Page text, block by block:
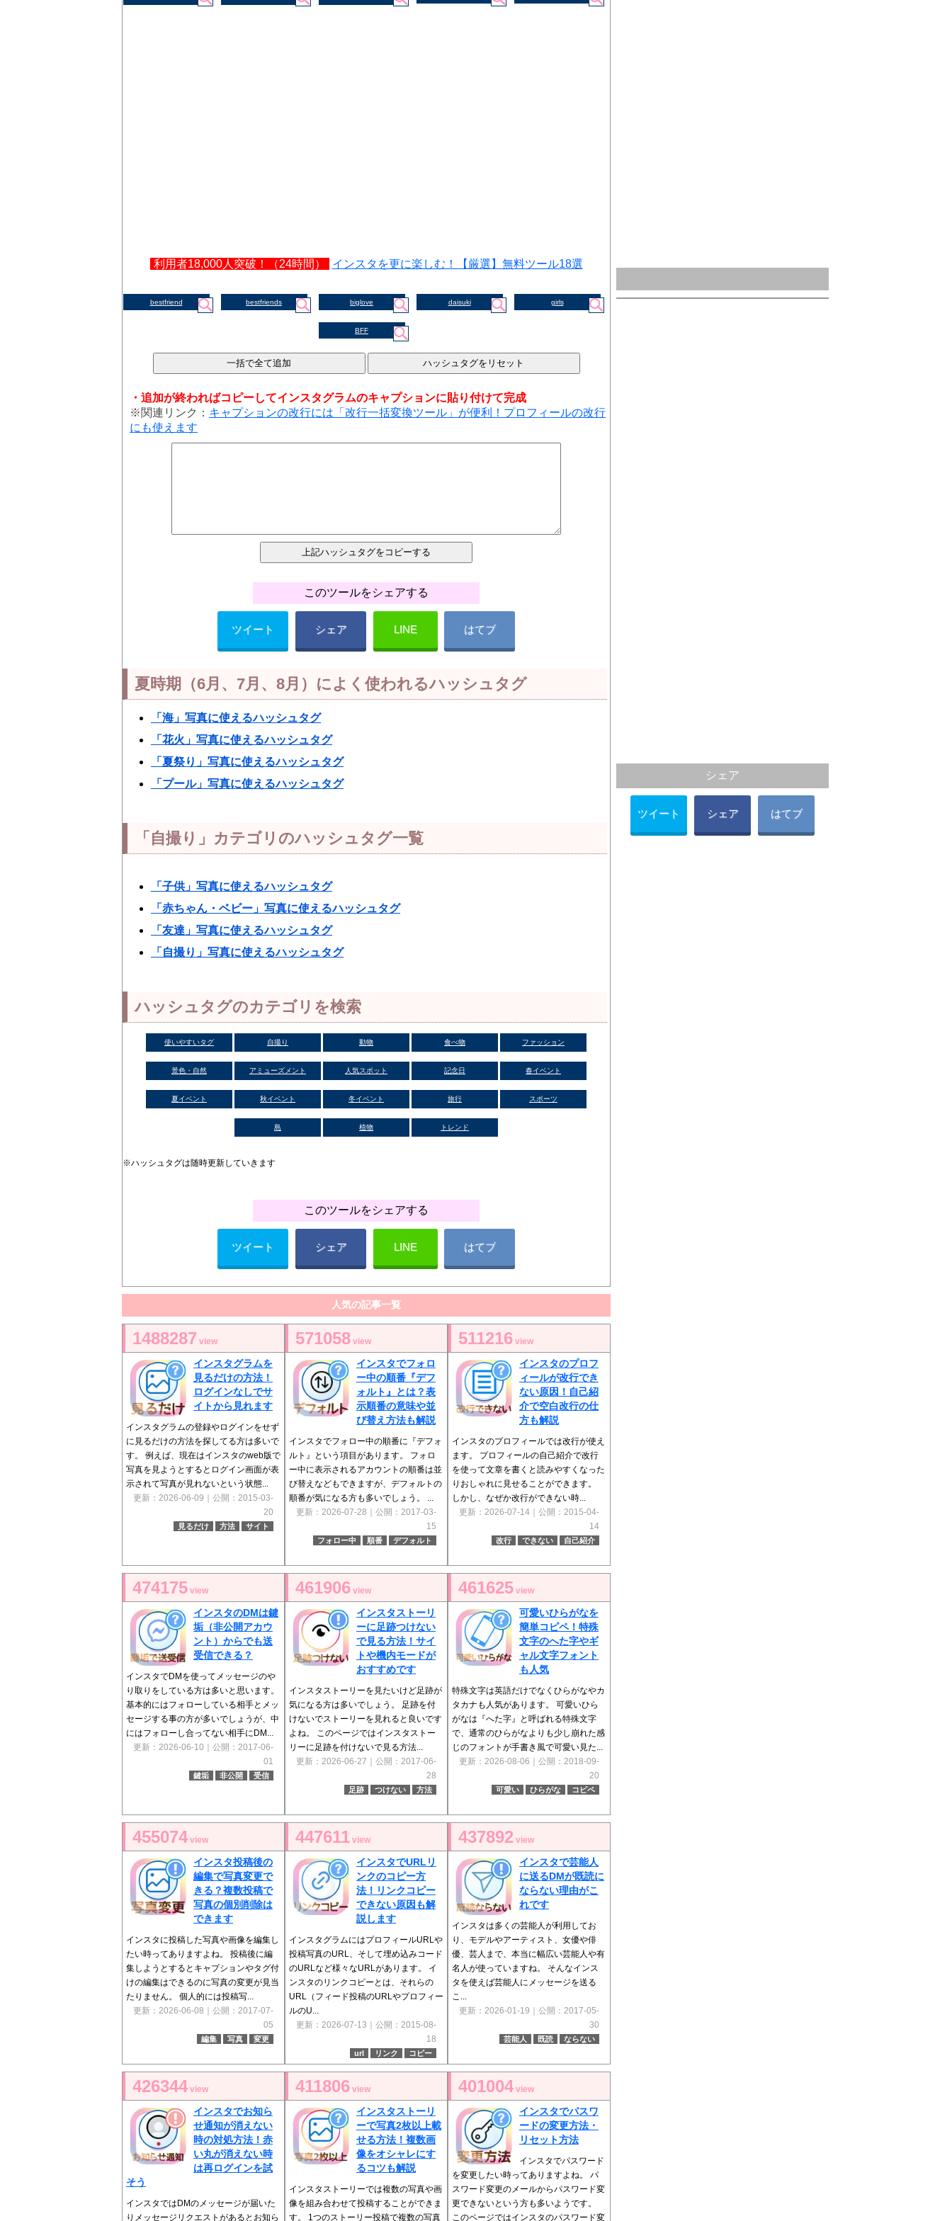
利用者18,000人突破！（24時間） インスタを更に楽しむ！【厳選】無料ツール18選
bestfriend bestfriends biglove daisuki girls
BFF
・追加が終わればコピーしてインスタグラムのキャプションに貼り付けて完成
※関連リンク： キャプションの改行には「改行一括変換ツール」が便利！プロフィールの改行
にも使えます
このツールをシェアする
ツイート シェア LINE はてブ
夏時期（6月、7月、8月）によく使われるハッシュタグ
「海」写真に使えるハッシュタグ
「花火」写真に使えるハッシュタグ
「夏祭り」写真に使えるハッシュタグ
「プール」写真に使えるハッシュタグ
「自撮り」カテゴリのハッシュタグ一覧
「子供」写真に使えるハッシュタグ
「赤ちゃん・ベビー」写真に使えるハッシュタグ
「友達」写真に使えるハッシュタグ
「自撮り」写真に使えるハッシュタグ
ハッシュタグのカテゴリを検索
使いやすいタグ 自撮り 動物 食べ物 ファッション
景色・自然 アミューズメント 人気スポット 記念日 春イベント
夏イベント 秋イベント 冬イベント 旅行 スポーツ
島 植物 トレンド
※ハッシュタグは随時更新していきます
このツールをシェアする
ツイート シェア LINE はてブ
人気の記事一覧
1488287 view
インスタグラムを
見るだけの方法！
ログインなしでサ
イトから見れます
インスタグラムの登録やログインをせず
に見るだけの方法を探してる方は多いで
す。 例えば、現在はインスタのweb版で
写真を見ようとするとログイン画面が表
示されて写真が見れないという状態...
更新：2026-06-09｜公開：2015-03-
20
見るだけ 方法 サイト
571058 view
インスタでフォロ
ー中の順番『デフ
ォルト』とは？表
示順番の意味や並
び替え方法も解説
インスタでフォロー中の順番に『デフォ
ルト』という項目があります。 フォロ
ー中に表示されるアカウントの順番は並
び替えなどもできますが、デフォルトの
順番が気になる方も多いでしょう。 ...
更新：2026-07-28｜公開：2017-03-
15
フォロー中 順番 デフォルト
511216 view
インスタのプロフ
ィールが改行でき
ない原因！自己紹
介で空白改行の仕
方も解説
インスタのプロフィールでは改行が使え
ます。 プロフィールの自己紹介で改行
を使って文章を書くと読みやすくなった
りおしゃれに見せることができます。
しかし、なぜか改行ができない時...
更新：2026-07-14｜公開：2015-04-
14
改行 できない 自己紹介
474175 view
インスタのDMは鍵
垢（非公開アカウ
ント）からでも送
受信できる？
インスタでDMを使ってメッセージのや
り取りをしている方は多いと思います。
基本的にはフォローしている相手とメッ
セージする事の方が多いでしょうが、中
にはフォローし合ってない相手にDM...
更新：2026-06-10｜公開：2017-06-
01
鍵垢 非公開 受信
461906 view
インスタストーリ
ーに足跡つけない
で見る方法！サイ
トや機内モードが
おすすめです
インスタストーリーを見たいけど足跡が
気になる方は多いでしょう。 足跡を付
けないでストーリーを見れると良いです
よね。 このページではインスタストー
リーに足跡を付けないで見る方法...
更新：2026-06-27｜公開：2017-06-
28
足跡 つけない 方法
461625 view
可愛いひらがなを
簡単コピペ！特殊
文字のへた字やギ
ャル文字フォント
も人気
特殊文字は英語だけでなくひらがなやカ
タカナも人気があります。 可愛いひら
がなは『へた字』と呼ばれる特殊文字
で、通常のひらがなよりも少し崩れた感
じのフォントが手書き風で可愛い見た...
更新：2026-08-06｜公開：2018-09-
20
可愛い ひらがな コピペ
455074 view
インスタ投稿後の
編集で写真変更で
きる？複数投稿で
写真の個別削除は
できます
インスタに投稿した写真や画像を編集し
たい時ってありますよね。 投稿後に編
集しようとするとキャプションやタグ付
けの編集はできるのに写真の変更が見当
たりません。 個人的には投稿写...
更新：2026-06-08｜公開：2017-07-
05
編集 写真 変更
447611 view
インスタでURLリ
ンクのコピー方
法！リンクコピー
できない原因も解
説します
インスタグラムにはプロフィールURLや
投稿写真のURL、そして埋め込みコード
のURLなど様々なURLがあります。 イ
ンスタのリンクコピーとは、それらの
URL（フィード投稿のURLやプロフィー
ルのU...
更新：2026-07-13｜公開：2015-08-
18
url リンク コピー
437892 view
インスタで芸能人
に送るDMが既読に
ならない理由がこ
れです
インスタは多くの芸能人が利用してお
り、モデルやアーティスト、女優や俳
優、芸人まで、本当に幅広い芸能人や有
名人が使っていますね。 そんなインス
タを使えば芸能人にメッセージを送る
こ...
更新：2026-01-19｜公開：2017-05-
30
芸能人 既読 ならない
426344 view
インスタでお知ら
せ通知が消えない
時の対処方法！赤
い丸が消えない時
は再ログインを試
そう
インスタではDMのメッセージが届いた
りメッセージリクエストがあるとお知ら
411806 view
インスタストーリ
ーで写真2枚以上載
せる方法！複数画
像をオシャレにす
るコツも解説
インスタストーリーでは複数の写真や画
像を組み合わせて投稿することができま
す。 1つのストーリー投稿で複数の写真
401004 view
インスタでパスワ
ードの変更方法・
リセット方法
インスタでパスワード
を変更したい時ってありますよね。 パ
スワード変更のメールからパスワード変
更できないという方も多いようです。
このページではインスタのパスワード変
シェア
ツイート シェア はてブ